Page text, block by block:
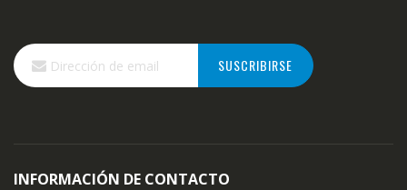
Inscríbase
a
nuestro
SUSCRIBIRSE
INFORMACIÓN DE CONTACTO